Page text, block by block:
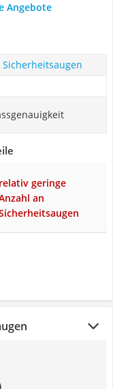
Angebote
Sicherheitsaugen
relativ geringe
an